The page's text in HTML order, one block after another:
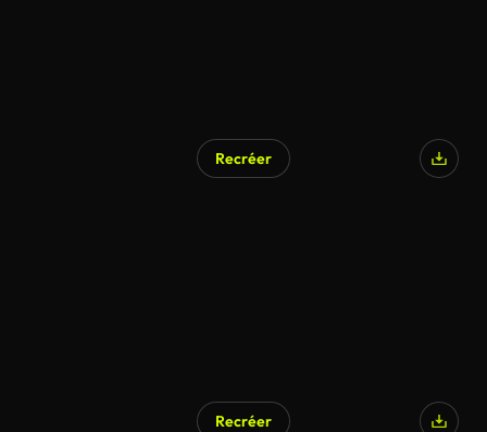
Recréer
Recréer